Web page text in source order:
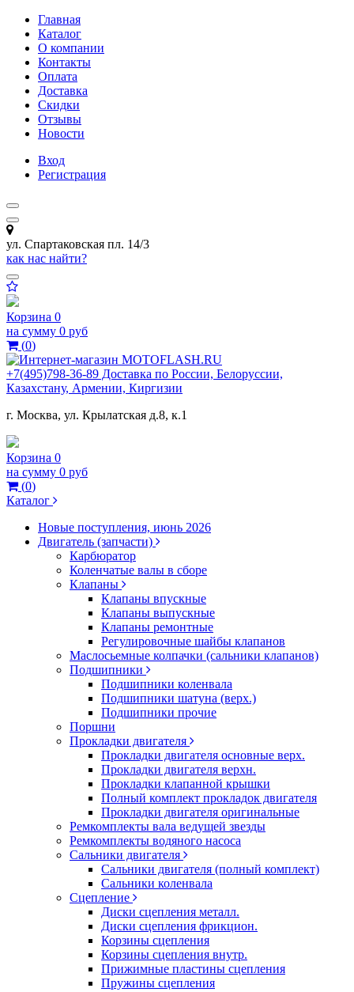
Главная
Каталог
О компании
Контакты
Оплата
Доставка
Скидки
Отзывы
Новости
Вход
Регистрация
ул. Спартаковская пл. 14/3
как нас найти?
Корзина 0
на сумму 0 руб
(0)
+7(495)798-36-89 Доставка по России, Белоруссии,
Казахстану, Армении, Киргизии
г. Москва, ул. Крылатская д.8, к.1
Корзина 0
на сумму 0 руб
(0)
Каталог
Новые поступления, июнь 2026
Двигатель (запчасти)
Карбюратор
Коленчатые валы в сборе
Клапаны
Клапаны впускные
Клапаны выпускные
Клапаны ремонтные
Регулировочные шайбы клапанов
Маслосьемные колпачки (сальники клапанов)
Подшипники
Подшипники коленвала
Подшипники шатуна (верх.)
Подшипники прочие
Поршни
Прокладки двигателя
Прокладки двигателя основные верх.
Прокладки двигателя верхн.
Прокладки клапанной крышки
Полный комплект прокладок двигателя
Прокладки двигателя оригинальные
Ремкомплекты вала ведущей звезды
Ремкомплекты водяного насоса
Сальники двигателя
Сальники двигателя (полный комплект)
Сальники коленвала
Сцепление
Диски сцепления металл.
Диски сцепления фрикцион.
Корзины сцепления
Корзины сцепления внутр.
Прижимные пластины сцепления
Пружины сцепления